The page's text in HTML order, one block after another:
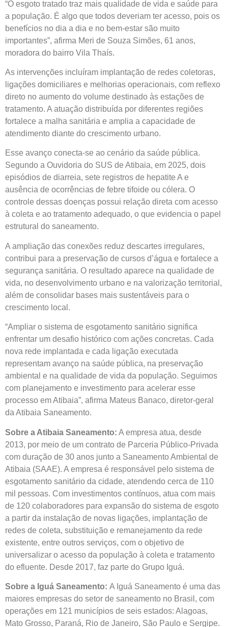
“O esgoto tratado traz mais qualidade de vida e saúde para
a população. É algo que todos deveriam ter acesso, pois os
benefícios no dia a dia e no bem-estar são muito
importantes”, afirma Meri de Souza Simões, 61 anos,
moradora do bairro Vila Thaís.
As intervenções incluíram implantação de redes coletoras,
ligações domiciliares e melhorias operacionais, com reflexo
direto no aumento do volume destinado às estações de
tratamento. A atuação distribuída por diferentes regiões
fortalece a malha sanitária e amplia a capacidade de
atendimento diante do crescimento urbano.
Esse avanço conecta-se ao cenário da saúde pública.
Segundo a Ouvidoria do SUS de Atibaia, em 2025, dois
episódios de diarreia, sete registros de hepatite A e
ausência de ocorrências de febre tifoide ou cólera. O
controle dessas doenças possui relação direta com acesso
à coleta e ao tratamento adequado, o que evidencia o papel
estrutural do saneamento.
A ampliação das conexões reduz descartes irregulares,
contribui para a preservação de cursos d’água e fortalece a
segurança sanitária. O resultado aparece na qualidade de
vida, no desenvolvimento urbano e na valorização territorial,
além de consolidar bases mais sustentáveis para o
crescimento local.
“Ampliar o sistema de esgotamento sanitário significa
enfrentar um desafio histórico com ações concretas. Cada
nova rede implantada e cada ligação executada
representam avanço na saúde pública, na preservação
ambiental e na qualidade de vida da população. Seguimos
com planejamento e investimento para acelerar esse
processo em Atibaia”, afirma Mateus Banaco, diretor-geral
da Atibaia Saneamento.
Sobre a Atibaia Saneamento: A empresa atua, desde
2013, por meio de um contrato de Parceria Público-Privada
com duração de 30 anos junto a Saneamento Ambiental de
Atibaia (SAAE). A empresa é responsável pelo sistema de
esgotamento sanitário da cidade, atendendo cerca de 110
mil pessoas. Com investimentos contínuos, atua com mais
de 120 colaboradores para expansão do sistema de esgoto
a partir da instalação de novas ligações, implantação de
redes de coleta, substituição e remanejamento da rede
existente, entre outros serviços, com o objetivo de
universalizar o acesso da população à coleta e tratamento
do efluente. Desde 2017, faz parte do Grupo Iguá.
Sobre a Iguá Saneamento: A Iguá Saneamento é uma das
maiores empresas do setor de saneamento no Brasil, com
operações em 121 municípios de seis estados: Alagoas,
Mato Grosso, Paraná, Rio de Janeiro, São Paulo e Sergipe.